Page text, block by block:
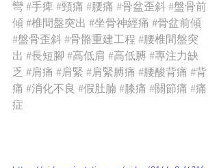
彎 #手痺 #頸痛 #腰痛 #骨盆歪斜 #盤骨前
傾 #椎間盤突出 #坐骨神經痛 #骨盆前傾
#盤骨歪斜 #骨骼重建工程 #腰椎間盤突
出 #長短腳 #高低肩 #高低膊 #專注力缺
乏 #肩痛 #肩緊 #肩緊膊痛 #腰酸背痛 #背
痛 #消化不良 #假肚腩 #膝痛 #關節痛 #痛
症